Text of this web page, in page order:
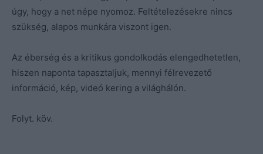
úgy, hogy a net népe nyomoz. Feltételezésekre nincs
szükség, alapos munkára viszont igen.
Az éberség és a kritikus gondolkodás elengedhetetlen,
hiszen naponta tapasztaljuk, mennyi félrevezető
információ, kép, videó kering a világhálón.
Folyt. köv.